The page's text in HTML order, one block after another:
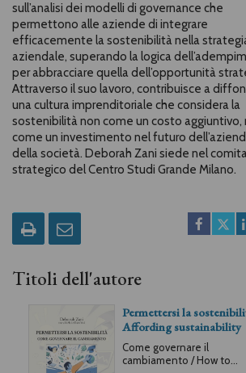
sull’analisi dei modelli di governance che
permettono alle aziende di integrare
efficacemente la sostenibilità nella
aziendale, superando la logica
per abbracciare quella dell’opportunità
Attraverso il suo lavoro, contribuisce a
una cultura imprenditoriale che considera la
sostenibilità non come un costo aggiuntivo,
come un investimento nel futuro
della società. Deborah Zani siede nel
strategico del Centro Studi Grande Milano.
Titoli dell'autore
Permettersi la
Affording sustainability
Come governare il
cambiamento / How to